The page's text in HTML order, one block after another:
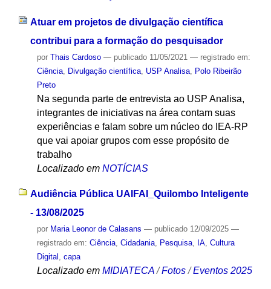
Atuar em projetos de divulgação científica
contribui para a formação do pesquisador
por Thais Cardoso — publicado11/05/2021 — registrado em:
Ciência, Divulgação científica, USP Analisa, Polo Ribeirão
Preto
Na segunda parte de entrevista ao USP Analisa,
integrantes de iniciativas na área contam suas
experiências e falam sobre um núcleo do IEA-RP
que vai apoiar grupos com esse propósito de
trabalho
Localizado em NOTÍCIAS
Audiência Pública UAIFAI_Quilombo Inteligente
- 13/08/2025
por Maria Leonor de Calasans — publicado12/09/2025 —
registrado em: Ciência, Cidadania, Pesquisa, IA, Cultura
Digital , capa
Localizado em MIDIATECA /Fotos /Eventos 2025